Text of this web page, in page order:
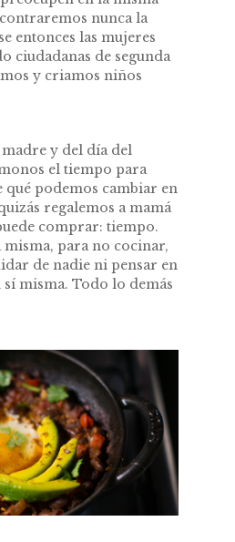
nunca la
entonces las mujeres
ciudadanas de segunda
y criamos niños
madre y del día del
el tiempo para
podemos cambiar en
regalemos a mamá
comprar: tiempo.
para no cocinar,
de nadie ni pensar en
sí misma. Todo lo demás